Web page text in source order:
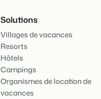
Solutions
Villages de vacances
Resorts
Hôtels
Campings
Organismes de location de
vacances